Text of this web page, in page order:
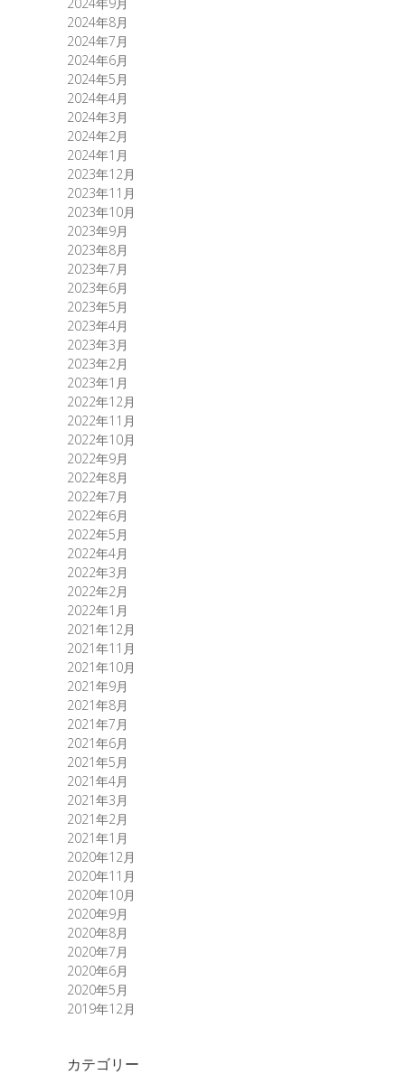
2024年8月
2024年7月
2024年6月
2024年5月
2024年4月
2024年3月
2024年2月
2024年1月
2023年12月
2023年11月
2023年10月
2023年9月
2023年8月
2023年7月
2023年6月
2023年5月
2023年4月
2023年3月
2023年2月
2023年1月
2022年12月
2022年11月
2022年10月
2022年9月
2022年8月
2022年7月
2022年6月
2022年5月
2022年4月
2022年3月
2022年2月
2022年1月
2021年12月
2021年11月
2021年10月
2021年9月
2021年8月
2021年7月
2021年6月
2021年5月
2021年4月
2021年3月
2021年2月
2021年1月
2020年12月
2020年11月
2020年10月
2020年9月
2020年8月
2020年7月
2020年6月
2020年5月
2019年12月
カテゴリー